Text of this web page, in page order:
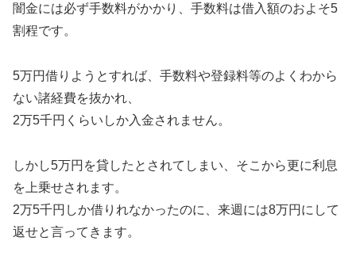
闇金には必ず手数料がかかり、手数料は借入額のおよそ5
割程です。
5万円借りようとすれば、手数料や登録料等のよくわから
ない諸経費を抜かれ、
2万5千円くらいしか入金されません。
しかし5万円を貸したとされてしまい、そこから更に利息
を上乗せされます。
2万5千円しか借りれなかったのに、来週には8万円にして
返せと言ってきます。